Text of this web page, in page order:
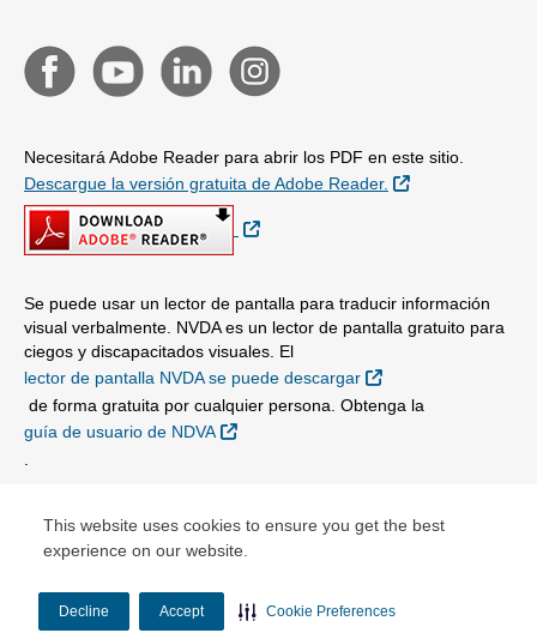
This website uses cookies to ensure you get the best
experience on our website.
Decline Accept Cookie Preferences
Necesitará Adobe Reader para abrir los PDF en este sitio.
Descargue la versión gratuita de Adobe Reader.
Sitio Externo
Sitio Externo
Se puede usar un lector de pantalla para traducir información
visual verbalmente. NVDA es un lector de pantalla gratuito para
ciegos y discapacitados visuales. El
lector de pantalla NVDA se puede descargar
Sitio Externo
de forma gratuita por cualquier persona. Obtenga la
guía de usuario de NDVA
Sitio Externo
© Copyright 2026 Centene Corporation and Nebraska Total
Care, Inc.